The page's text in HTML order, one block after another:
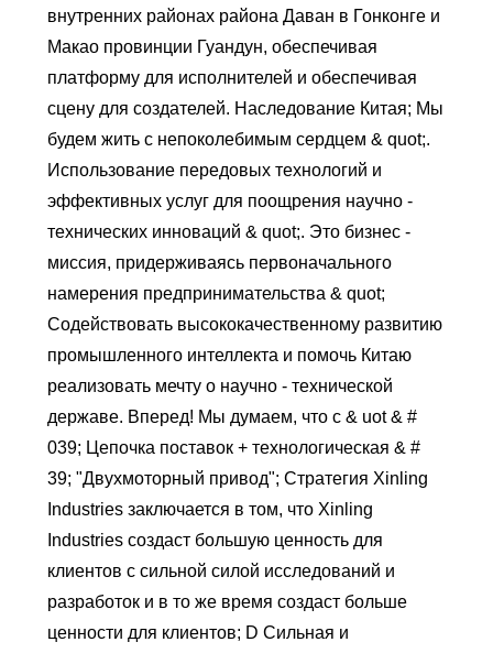
внутренних районах района Даван в Гонконге и
Макао провинции Гуандун, обеспечивая
платформу для исполнителей и обеспечивая
сцену для создателей. Наследование Китая; Мы
будем жить с непоколебимым сердцем & quot;.
Использование передовых технологий и
эффективных услуг для поощрения научно -
технических инноваций & quot;. Это бизнес -
миссия, придерживаясь первоначального
намерения предпринимательства & quot;
Содействовать высококачественному развитию
промышленного интеллекта и помочь Китаю
реализовать мечту о научно - технической
державе. Вперед! Мы думаем, что с & uot & #
039; Цепочка поставок + технологическая & #
39; "Двухмоторный привод"; Стратегия Xinling
Industries заключается в том, что Xinling
Industries создаст большую ценность для
клиентов с сильной силой исследований и
разработок и в то же время создаст больше
ценности для клиентов; D Сильная и